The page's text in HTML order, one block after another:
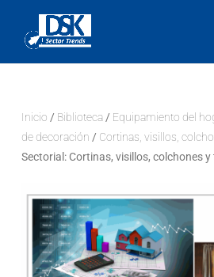
Inicio / Biblioteca/ Equipamiento del
de decoración / Cortinas, visillos,
Sectorial: Cortinas, visillos, colchones